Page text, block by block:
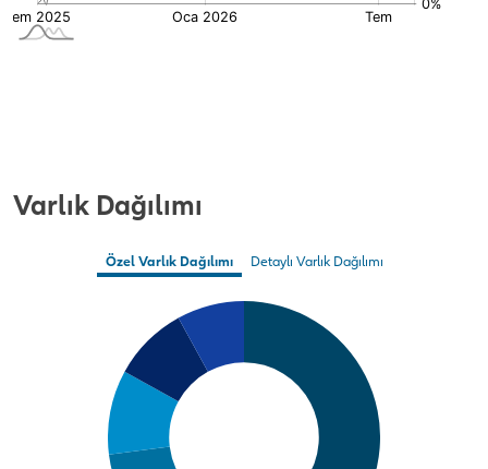
Varlık Dağılımı
Özel Varlık Dağılımı Detaylı Varlık Dağılımı